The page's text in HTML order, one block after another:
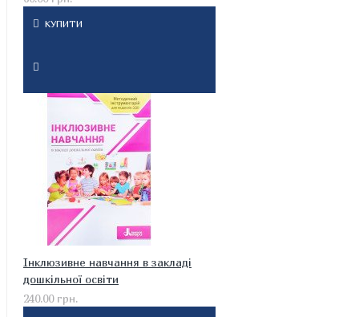
КУПИТИ
Інклюзивне навчання в закладі
дошкільної освіти
240.00 грн.